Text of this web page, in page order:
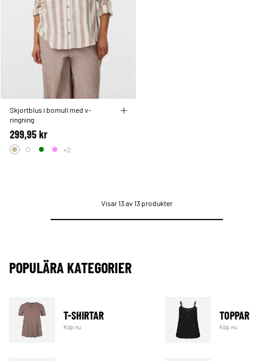
Skjortblus i bomull med v-
ringning
299,95 kr
+2
Visar 13 av 13 produkter
POPULÄRA KATEGORIER
T-SHIRTAR
Köp nu
TOPPAR
Köp nu